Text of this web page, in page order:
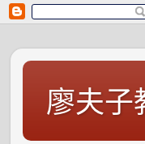
廖夫子